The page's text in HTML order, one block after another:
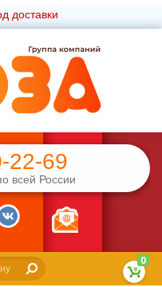
доставки
22-69
всей России
0